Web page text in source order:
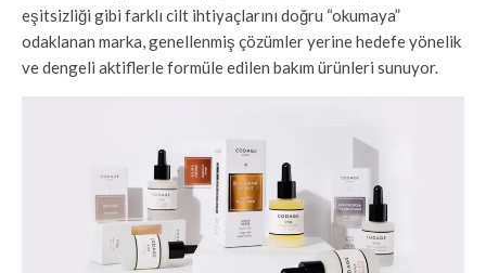
eşitsizliği gibi farklı cilt ihtiyaçlarını doğru “okumaya”
odaklanan marka, genellenmiş çözümler yerine hedefe yönelik
ve dengeli aktiflerle formüle edilen bakım ürünleri sunuyor.